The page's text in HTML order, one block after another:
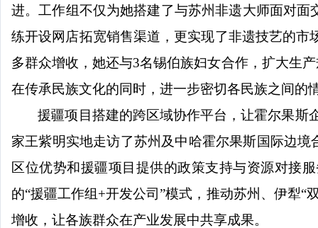
进。工作组不仅为她搭建了与苏州非遗大师面对
练开设网店拓宽销售渠道，更实现了非遗技艺的
多群众增收，她还与3名锡伯族妇女合作，扩大生
在传承民族文化的同时，进一步密切各民族之间的
援疆项目搭建的跨区域协作平台，让霍尔果斯
家王紫明实地走访了苏州及中哈霍尔果斯国际边
区位优势和援疆项目提供的政策支持与资源对接
的“援疆工作组+开发公司”模式，推动苏州、伊犁
增收，让各族群众在产业发展中共享成果。